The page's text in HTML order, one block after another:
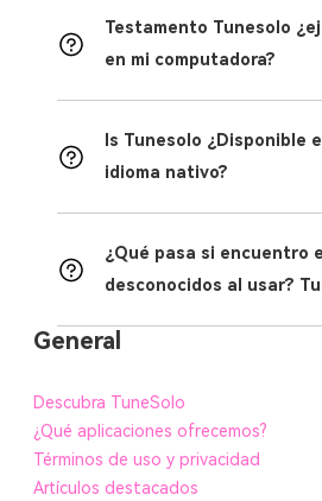
Testamento Tunesolo
en mi computadora?
Is Tunesolo ¿Disponible
idioma nativo?
¿Qué pasa si encuentro
desconocidos al usar?
General
Descubra TuneSolo
¿Qué aplicaciones ofrecemos?
Términos de uso y privacidad
Artículos destacados